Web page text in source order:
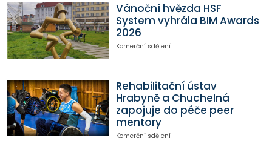
Vánoční hvězda HSF
System vyhrála BIM Awards
2026
Komerční sdělení
Rehabilitační ústav
Hrabyně a Chuchelná
zapojuje do péče peer
mentory
Komerční sdělení